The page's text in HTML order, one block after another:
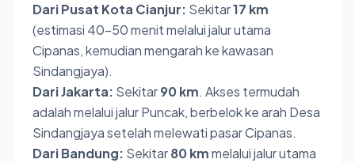
Dari Pusat Kota Cianjur: Sekitar17 km
(estimasi 40–50 menit melalui jalur utama
Cipanas, kemudian mengarah ke kawasan
Sindangjaya).
Dari Jakarta: Sekitar90 km. Akses termudah
adalah melalui jalur Puncak, berbelok ke arah Desa
Sindangjaya setelah melewati pasar Cipanas.
Dari Bandung: Sekitar80 kmmelalui jalur utama